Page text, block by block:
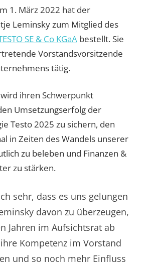
1. März 2022 hat der
Leminsky zum Mitglied des
SE & Co KGaA bestellt. Sie
Vorstandsvorsitzende
tätig.
ihren Schwerpunkt
Umsetzungserfolg der
Testo 2025 zu sichern, den
in Zeiten des Wandels unserer
zu beleben und Finanzen &
zu stärken.
sehr, dass es uns gelungen
davon zu überzeugen,
Jahren im Aufsichtsrat ab
Kompetenz im Vorstand
und so noch mehr Einfluss